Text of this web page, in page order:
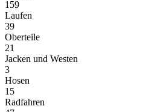
159
Laufen
39
Oberteile
21
Jacken und Westen
3
Hosen
15
Radfahren